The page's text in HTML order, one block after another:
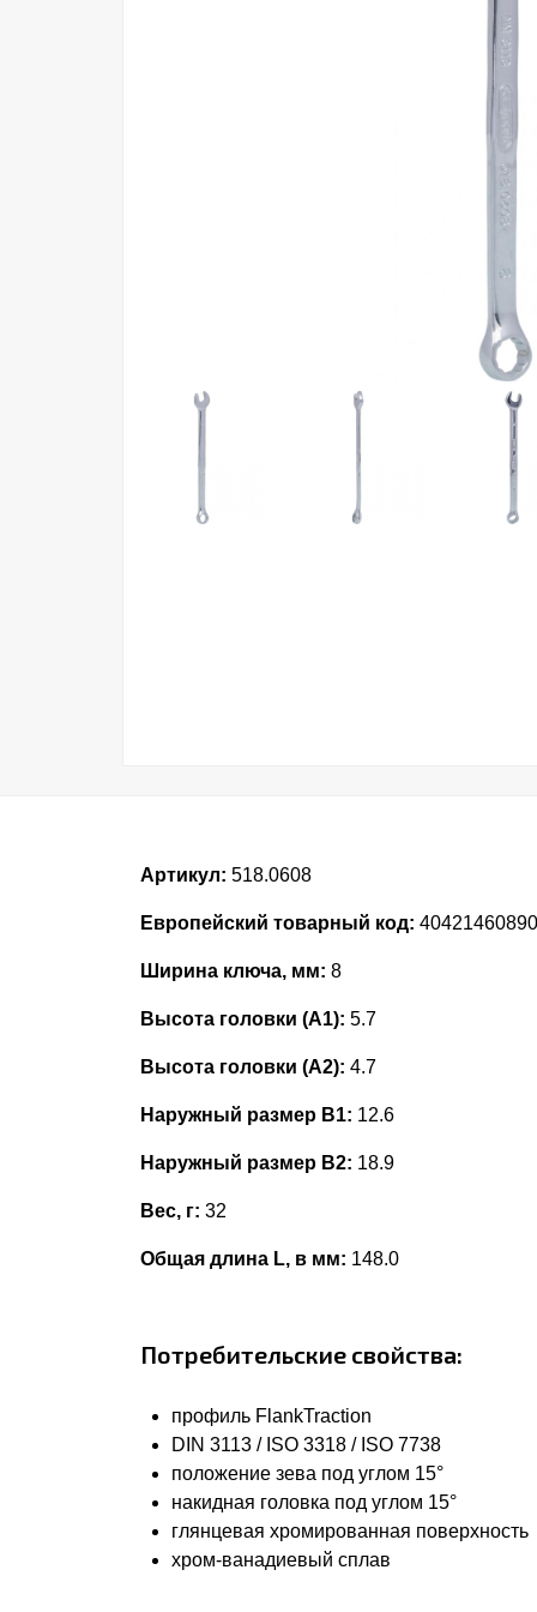
Артикул: 518.0608
Европейский товарный код:
Ширина ключа, мм: 8
Высота головки (А1): 5.7
Высота головки (А2): 4.7
Наружный размер В1: 12.6
Наружный размер В2: 18.9
Вес, г: 32
Общая длина L, в мм: 148.0
Потребительские свойства:
профиль FlankTraction
DIN 3113 / ISO 3318 / ISO 7738
положение зева под углом 15°
накидная головка под углом 15°
глянцевая хромированная поверхность
хром-ванадиевый сплав